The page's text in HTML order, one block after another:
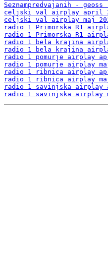
Seznampredvajanih - geoss
celjski val airplay april
celjski val airplay maj
radio 1 Primorska R1
radio 1 Primorska R1
radio 1 bela krajina
radio 1 bela krajina
radio 1 pomurje airplay
radio 1 pomurje airplay
radio 1 ribnica airplay
radio 1 ribnica airplay
radio 1 savinjska airplay
radio 1 savinjska airplay